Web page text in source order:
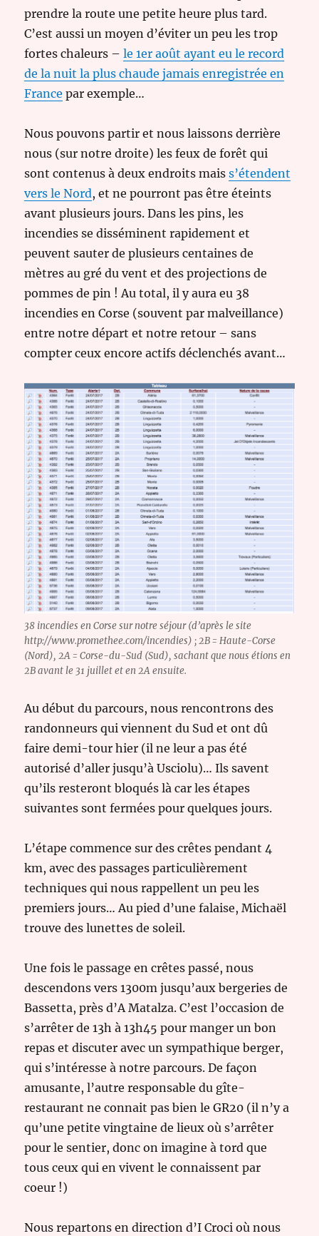
prendre la route une petite heure plus tard.
C’est aussi un moyen d’éviter un peu les trop
fortes chaleurs –le 1er août ayant eu le record
de la nuit la plus chaude jamais enregistrée en
France par exemple…
Nous pouvons partir et nous laissons derrière
nous (sur notre droite) les feux de forêt qui
sont contenus à deux endroits maiss’étendent
vers le Nord, et ne pourront pas être éteints
avant plusieurs jours. Dans les pins, les
incendies se disséminent rapidement et
peuvent sauter de plusieurs centaines de
mètres au gré du vent et des projections de
pommes de pin ! Au total, il y aura eu 38
incendies en Corse (souvent par malveillance)
entre notre départ et notre retour – sans
compter ceux encore actifs déclenchés avant…
38 incendies en Corse sur notre séjour (d’après le site
http://www.promethee.com/incendies) ; 2B = Haute-Corse
(Nord), 2A = Corse-du-Sud (Sud), sachant que nous étions en
2B avant le 31 juillet et en 2A ensuite.
Au début du parcours, nous rencontrons des
randonneurs qui viennent du Sud et ont dû
faire demi-tour hier (il ne leur a pas été
autorisé d’aller jusqu’à Usciolu)… Ils savent
qu’ils resteront bloqués là car les étapes
suivantes sont fermées pour quelques jours.
L’étape commence sur des crêtes pendant 4
km, avec des passages particulièrement
techniques qui nous rappellent un peu les
premiers jours… Au pied d’une falaise, Michaël
trouve des lunettes de soleil.
Une fois le passage en crêtes passé, nous
descendons vers 1300m jusqu’aux bergeries de
Bassetta, près d’A Matalza. C’est l’occasion de
s’arrêter de 13h à 13h45 pour manger un bon
repas et discuter avec un sympathique berger,
qui s’intéresse à notre parcours. De façon
amusante, l’autre responsable du gîte-
restaurant ne connait pas bien le GR20 (il n’y a
qu’une petite vingtaine de lieux où s’arrêter
pour le sentier, donc on imagine à tord que
tous ceux qui en vivent le connaissent par
coeur !)
Nous repartons en direction d’I Croci où nous